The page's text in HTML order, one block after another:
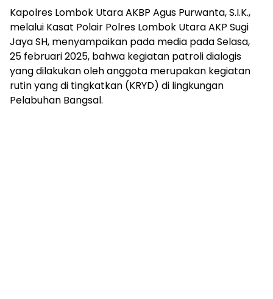
Kapolres Lombok Utara AKBP Agus Purwanta, S.I.K.,
melalui Kasat Polair Polres Lombok Utara AKP Sugi
Jaya SH, menyampaikan pada media pada Selasa,
25 februari 2025, bahwa kegiatan patroli dialogis
yang dilakukan oleh anggota merupakan kegiatan
rutin yang di tingkatkan (KRYD) di lingkungan
Pelabuhan Bangsal.